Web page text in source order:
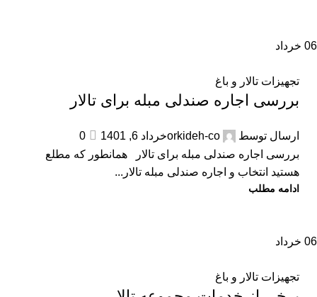
06 خرداد
تجهیزات تالار و باغ
بررسی اجاره صندلی مبله برای تالار
ارسال توسط orkideh-coخرداد 6, 1401
0
بررسی اجاره صندلی مبله برای تالار همانطور که مطلع
هستید انتخاب و اجاره صندلی مبله تالار...
ادامه مطلب
06 خرداد
تجهیزات تالار و باغ